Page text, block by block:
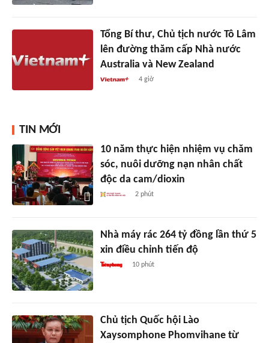
Tổng Bí thư, Chủ tịch nước Tô Lâm
lên đường thăm cấp Nhà nước
Australia và New Zealand
4 giờ
TIN MỚI
10 năm thực hiện nhiệm vụ chăm
sóc, nuôi dưỡng nạn nhân chất
độc da cam/dioxin
2 phút
Nhà máy rác 264 tỷ đồng lần thứ 5
xin điều chỉnh tiến độ
10 phút
Chủ tịch Quốc hội Lào
Xaysomphone Phomvihane từ